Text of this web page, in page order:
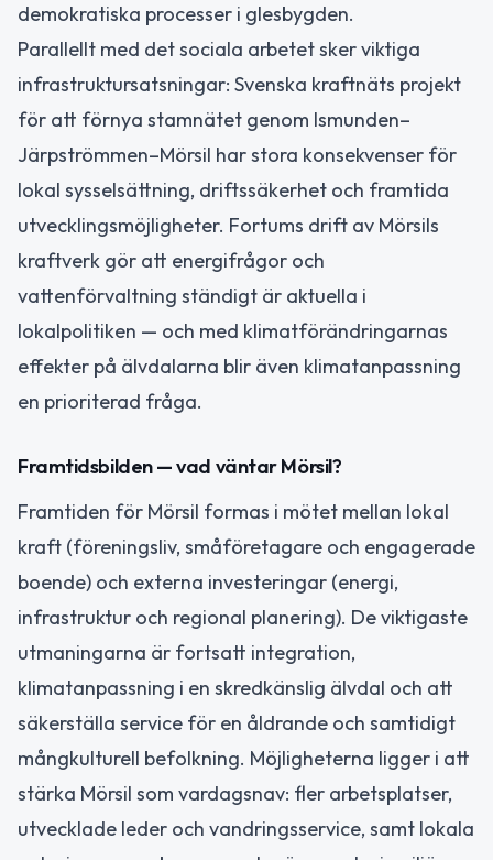
demokratiska processer i glesbygden.
Parallellt med det sociala arbetet sker viktiga
infrastruktursatsningar: Svenska kraftnäts projekt
för att förnya stamnätet genom Ismunden–
Järpströmmen–Mörsil har stora konsekvenser för
lokal sysselsättning, driftssäkerhet och framtida
utvecklingsmöjligheter. Fortums drift av Mörsils
kraftverk gör att energifrågor och
vattenförvaltning ständigt är aktuella i
lokalpolitiken — och med klimatförändringarnas
effekter på älvdalarna blir även klimatanpassning
en prioriterad fråga.
Framtidsbilden — vad väntar Mörsil?
Framtiden för Mörsil formas i mötet mellan lokal
kraft (föreningsliv, småföretagare och engagerade
boende) och externa investeringar (energi,
infrastruktur och regional planering). De viktigaste
utmaningarna är fortsatt integration,
klimatanpassning i en skredkänslig älvdal och att
säkerställa service för en åldrande och samtidigt
mångkulturell befolkning. Möjligheterna ligger i att
stärka Mörsil som vardagsnav: fler arbetsplatser,
utvecklade leder och vandringsservice, samt lokala